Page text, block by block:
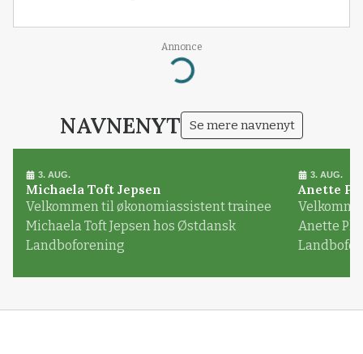
Annonce
Loading...
NAVNENYT Se mere navnenyt
3. AUG.
Michaela Toft Jepsen
Velkommen til økonomiassistent trainee
Michaela Toft Jepsen hos Østdansk
Landboforening
3. AUG.
Anette
Anette